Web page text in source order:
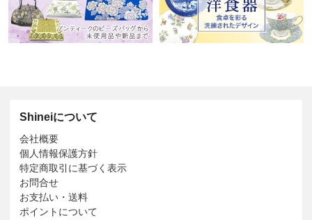
Shineiについて
会社概要
個人情報保護方針
特定商取引に基づく表示
お問合せ
お支払い・送料
ポイントについて